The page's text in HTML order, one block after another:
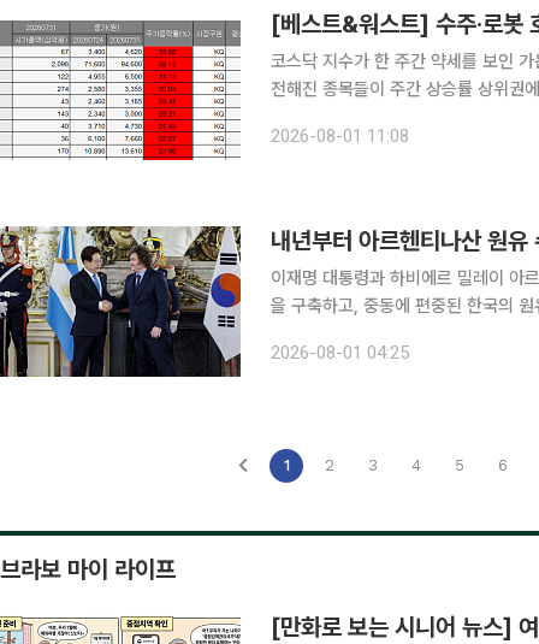
코스닥 지수가 한 주간 약세를 보인
전해진 종목들이 주간 상승률 상위권에 올랐다. 1일 한국거래소에 따르면 이번
아이크래프트다. 아이크래프트는
2026-08-01 11:08
내년부터 아르헨티나산 원
이재명 대통령과 하비에르 밀레이 아
을 구축하고, 중동에 편중된 한국의 원유 도입선을
협력에 기업 투자와 시장 진출을 뒷
2026-08-01 04:25
1 2 3 4 5 6
브라보 마이 라이프
[만화로 보는 시니어 뉴스]